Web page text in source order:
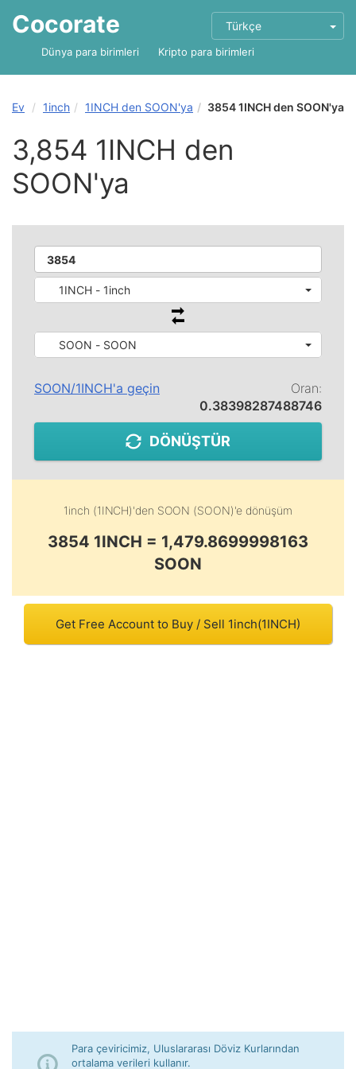
Cocorate Türkçe
Dünya para birimleri Kripto para birimleri
Ev 1inch 1INCH den SOON'ya 3854 1INCH den SOON'ya
3,854 1INCH den
SOON'ya
1INCH - 1inch
SOON - SOON
SOON/1INCH'a geçin
Oran:
0.38398287488746
DÖNÜŞTÜR
1inch (1INCH)'den SOON (SOON)'e dönüşüm
3854 1INCH = 1,479.8699998163
SOON
Get Free Account to Buy / Sell 1inch(1INCH)
Para çeviricimiz, Uluslararası Döviz Kurlarından
ortalama verileri kullanır.